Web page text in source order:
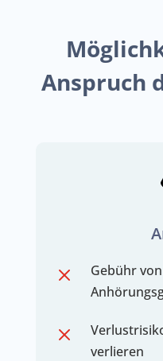
Anspruch
M
Gebühr
M
verlieren